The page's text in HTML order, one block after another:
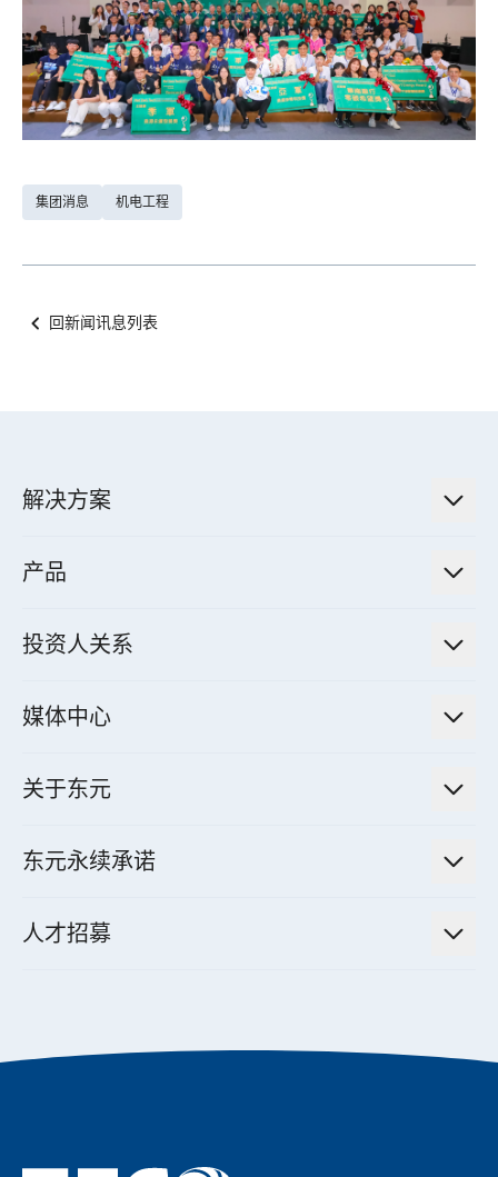
集团消息 机电工程
回新闻讯息列表
解决方案
电气化解决方案
工业控制自动化解决方案
智慧商用空调节能解决方案
资料中心解决方案
产品
高效马达与节能系统
减速机
机器关节模组系统
全领域空调产品
投资人关系
股东专栏
媒体中心
关于东元
公司治理
东元永续承诺
人才招募